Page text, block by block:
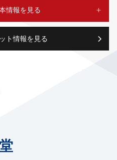
情報を見る
ト情報を見る